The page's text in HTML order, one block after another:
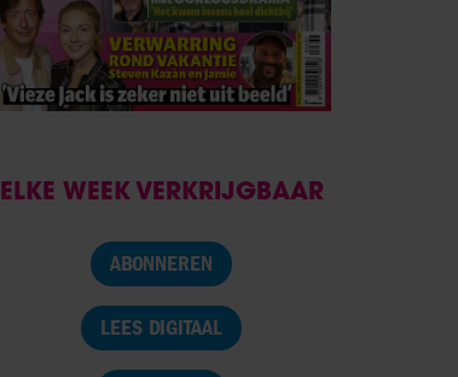
ELKE WEEK VERKRIJGBAAR
ABONNEREN
LEES DIGITAAL